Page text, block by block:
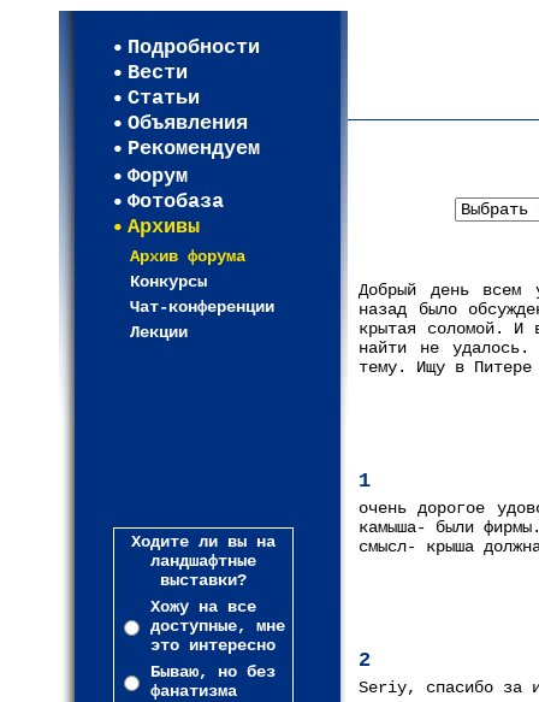
Подробности
Вести
Статьи
Объявления
Рекомендуем
Форум
Фотобаза
Архивы
Архив форума
Конкурсы
Чат-конференции
Лекции
Ходите ли вы на
ландшафтные
выставки?
Хожу на все
доступные, мне
это интересно
Бываю, но без
фанатизма
Добрый день всем
назад было
крытая соломой. И
найти не
тему. Ищу в
1
очень дорогое
камыша- были
смысл- крыша
2
Seriy, спасибо за